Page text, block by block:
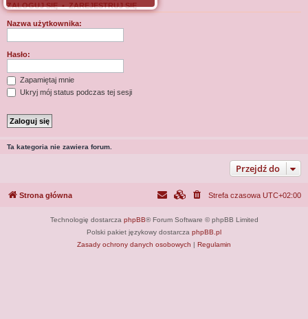
ZALOGUJ SIĘ•ZAREJESTRUJ SIĘ
Nazwa użytkownika:
Hasło:
Zapamiętaj mnie
Ukryj mój status podczas tej sesji
Ta kategoria nie zawiera forum.
Przejdź do
Strona główna Strefa czasowa UTC+02:00
Technologię dostarcza phpBB® Forum Software © phpBB Limited
Polski pakiet językowy dostarcza phpBB.pl
Zasady ochrony danych osobowych | Regulamin